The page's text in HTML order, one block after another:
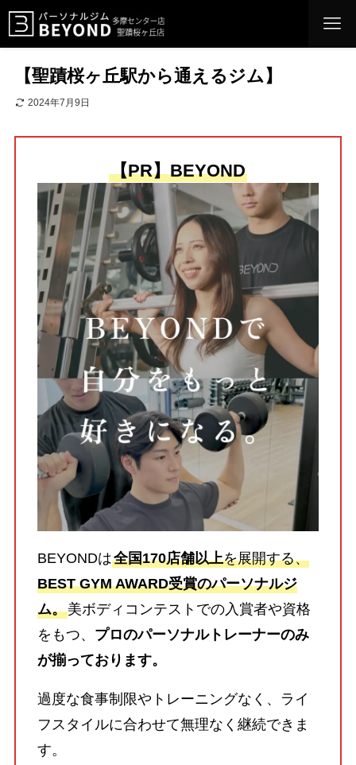
【聖蹟桜ヶ丘駅から通えるジム】
2024年7月9日
【PR】BEYOND
BEYONDは全国170店舗以上を展開する、
BEST GYM AWARD受賞のパーソナルジ
ム。美ボディコンテストでの入賞者や資格
をもつ、 プロのパーソナルトレーナーのみ
が揃っております。
過度な食事制限やトレーニングなく、ライ
フスタイルに合わせて無理なく継続できま
す。